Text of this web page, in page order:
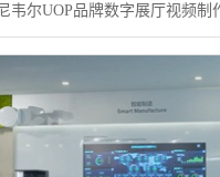
韦尔UOP品牌数字展厅视频制